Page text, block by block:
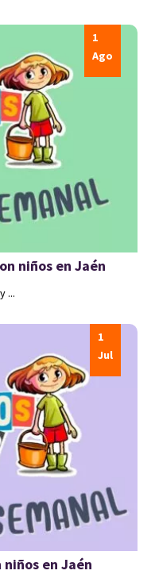
niños en Jaén
...
1
Ago
en Jaén
1
Jul